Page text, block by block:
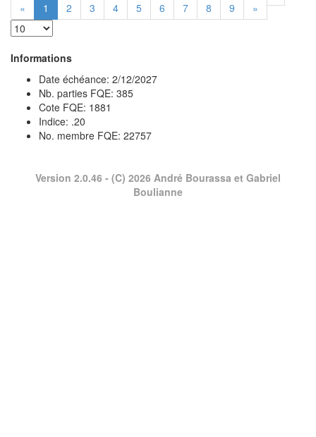
« 1 2 3 4 5 6 7 8 9 »
Informations
Date échéance: 2/12/2027
Nb. parties FQE: 385
Cote FQE: 1881
Indice: .20
No. membre FQE: 22757
Version 2.0.46 - (C) 2026 André Bourassa et Gabriel
Boulianne